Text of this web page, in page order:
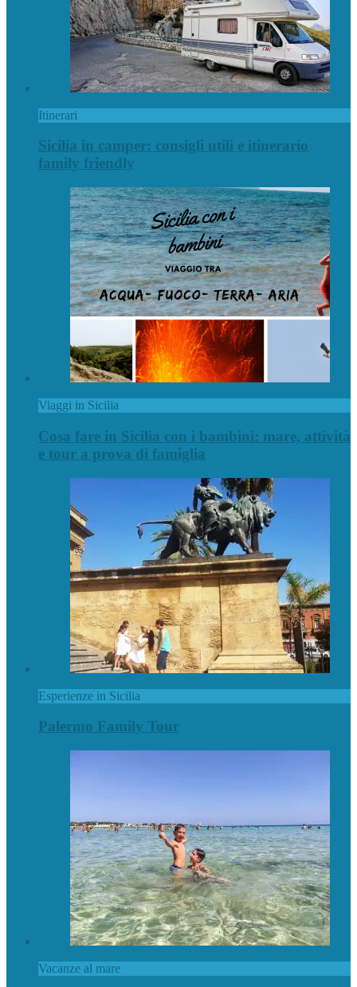
Itinerari
Sicilia in camper: consigli utili e itinerario
family friendly
Viaggi in Sicilia
Cosa fare in Sicilia con i bambini: mare, attività
e tour a prova di famiglia
Esperienze in Sicilia
Palermo Family Tour
Vacanze al mare